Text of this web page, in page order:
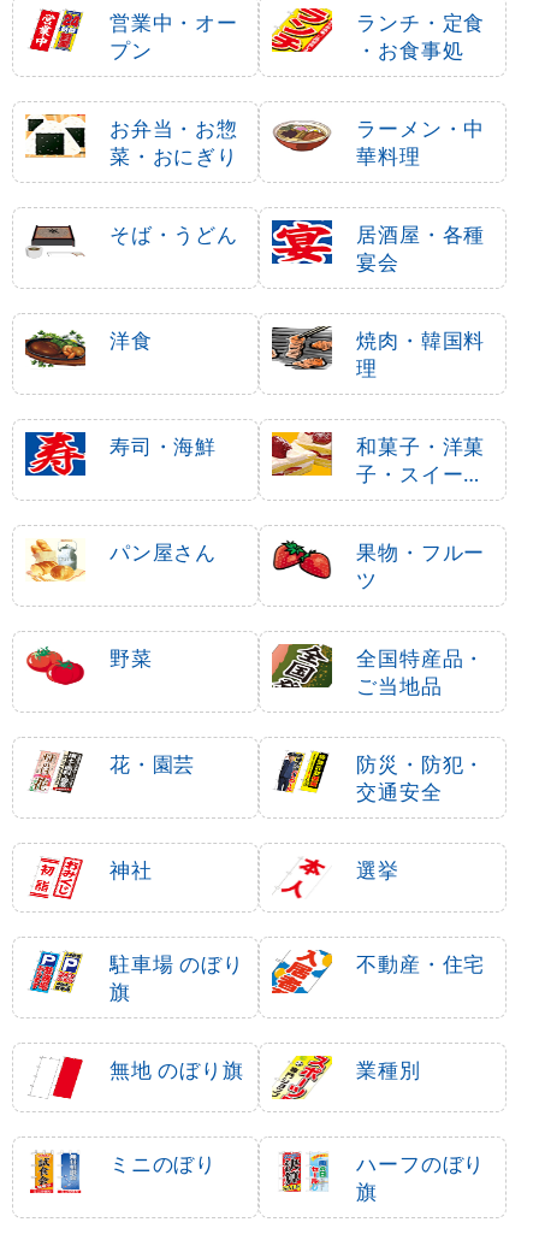
営業中・オー
プン
ランチ・定食
・お食事処
お弁当・お惣
菜・おにぎり
ラーメン・中
華料理
そば・うどん
居酒屋・各種
宴会
洋食
焼肉・韓国料
理
寿司・海鮮
和菓子・洋菓
子・スイーツ
・アイス
パン屋さん
果物・フルー
ツ
野菜
全国特産品・
ご当地品
花・園芸
防災・防犯・
交通安全
神社 選挙
駐車場 のぼり
旗
不動産・住宅
無地 のぼり旗 業種別
ミニのぼり
ハーフのぼり
旗